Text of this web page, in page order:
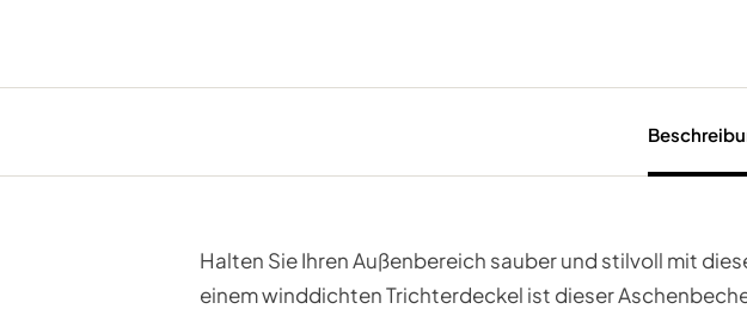
Halten Sie Ihren Außenbereich sauber und stilvoll mit
einem winddichten Trichterdeckel ist dieser